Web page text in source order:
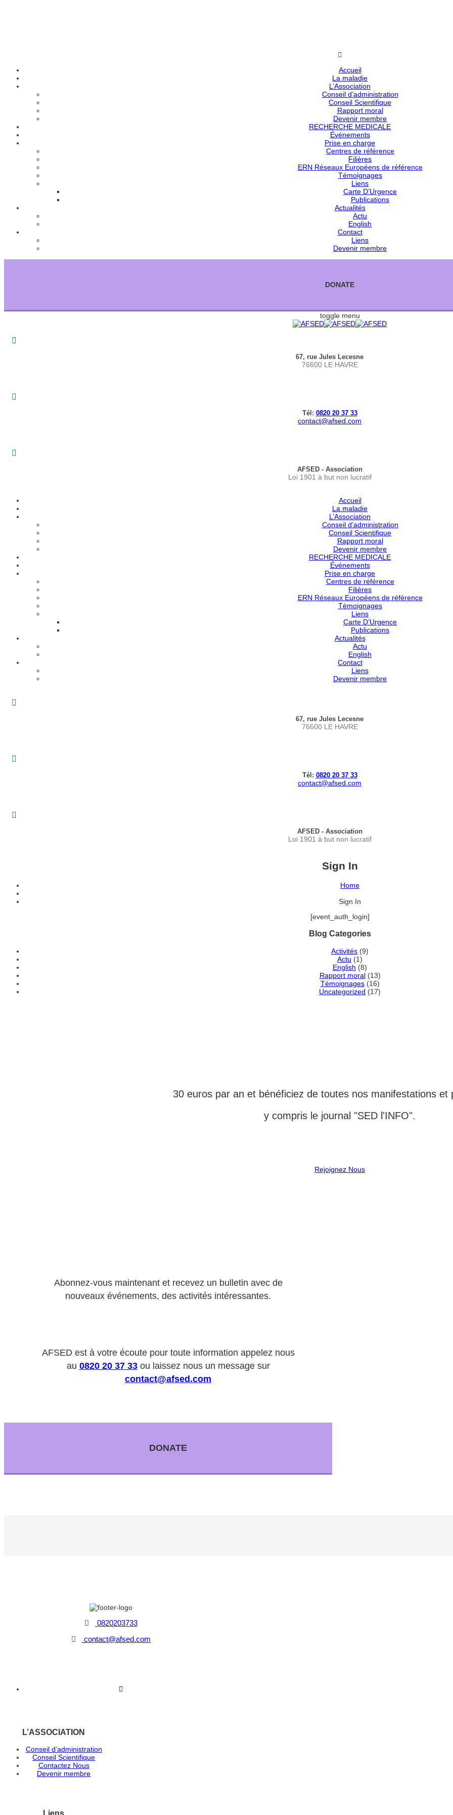
Accueil
La maladie
L’Association
Conseil d’administration
Conseil Scientifique
Rapport moral
Devenir membre
RECHERCHE MEDICALE
Événements
Prise en charge
Centres de référence
Filières
ERN Réseaux Européens de référence
Témoignages
Liens
Carte D’Urgence
Publications
Actualités
Actu
English
Contact
Liens
Devenir membre
DONATE
toggle menu
67, rue Jules Lecesne
76600 LE HAVRE
Tél: 0820 20 37 33
contact@afsed.com
AFSED - Association
Loi 1901 à but non lucratif
Accueil
La maladie
L’Association
Conseil d’administration
Conseil Scientifique
Rapport moral
Devenir membre
RECHERCHE MEDICALE
Événements
Prise en charge
Centres de référence
Filières
ERN Réseaux Européens de référence
Témoignages
Liens
Carte D’Urgence
Publications
Actualités
Actu
English
Contact
Liens
Devenir membre
67, rue Jules Lecesne
76600 LE HAVRE
Tél: 0820 20 37 33
contact@afsed.com
AFSED - Association
Loi 1901 à but non lucratif
Sign In
Home
Sign In
[event_auth_login]
Blog Categories
Activités (9)
Actu (1)
English (8)
Rapport moral(13)
Témoignages(16)
Uncategorized (17)
30 euros par an et bénéficiez de toutes nos manifestations et
y compris le journal "SED l'INFO".
Rejoignez Nous
Abonnez-vous maintenant et recevez un bulletin avec de
nouveaux événements, des activités intéressantes.
AFSED est à votre écoute pour toute information appelez nous
au 0820 20 37 33ou laissez nous un message sur
contact@afsed.com
DONATE
0820203733
contact@afsed.com
L’ASSOCIATION
Conseil d’administration
Conseil Scientifique
Contactez Nous
Devenir membre
Liens